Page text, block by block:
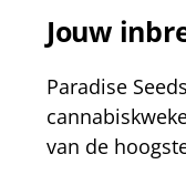
Jouw
Paradise
van de